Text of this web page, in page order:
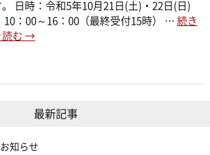
。 日時：令和5年10月21日(土)・22日(日)
：00～16：00（最終受付15時） … 続き
読む →
最新記事
知らせ